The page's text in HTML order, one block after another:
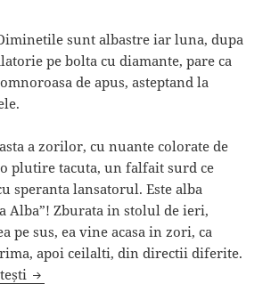
sunt albastre iar luna, dupa
pe bolta cu diamante, pare ca
de apus, asteptand la
a zorilor, cu nuante colorate de
plutire tacuta, un falfait surd ce
speranta lansatorul. Este alba
Alba”! Zburata in stolul de ieri,
pe sus, ea vine acasa in zori, ca
apoi ceilalti, din directii diferite.
Zborul de noapte